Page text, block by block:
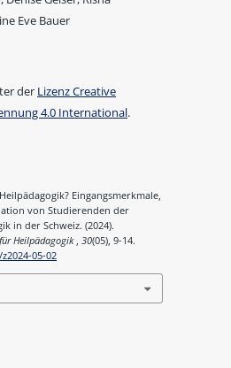
Eve Bauer
der Lizenz Creative
4.0 International.
Eingangsmerkmale,
von Studierenden der
in der Schweiz. (2024).
Heilpädagogik ,30(05), 9-14.
05-02